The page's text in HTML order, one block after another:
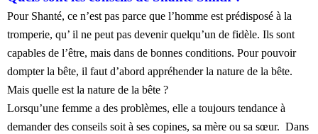
Pour Shanté, ce n’est pas parce que l’homme est prédisposé à la
tromperie, qu’ il ne peut pas devenir quelqu’un de fidèle. Ils sont
capables de l’être, mais dans de bonnes conditions. Pour pouvoir
dompter la bête, il faut d’abord appréhender la nature de la bête.
Mais quelle est la nature de la bête ?
Lorsqu’une femme a des problèmes, elle a toujours tendance à
demander des conseils soit à ses copines, sa mère ou sa sœur. Dans